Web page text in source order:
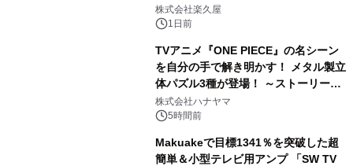
メニューを提供
株式会社楽久屋
1日前
TVアニメ『ONE PIECE』の名シーン
を自分の手で解き明かす！ メタル製立
体パズル3種が登場！ ～ストーリーと
ギミックが融合した 大人の体験型パズ
ルが8月7日(金)12時より先行予約受付
株式会社ハナヤマ
5時間前
Makuakeで目標1341％を突破した超
簡単＆小型テレビ用アンプ 「SW TV